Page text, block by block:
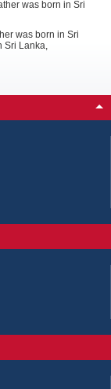
was born in Sri
was born in Sri
Lanka,